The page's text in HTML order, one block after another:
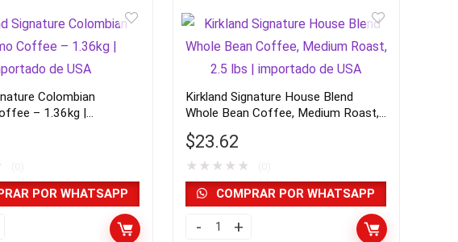
Organic
Breakfast
Blend
Cup
120
unidades
Colombian
– 1.36kg |
USA
POR WHATSAPP
Kirkland Signature House Blend
Whole Bean Coffee, Medium Roast,
2.5 lbs | importado de USA
$23.62
★ ★ ★ ★ ★
Kirkland
COMPRAR POR WHATSAPP